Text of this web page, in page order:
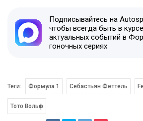
Подписывайтесь на
чтобы всегда быть в
актуальных событий в
гоночных сериях
Теги: Формула 1 Себастьян Феттель
Тото Вольф